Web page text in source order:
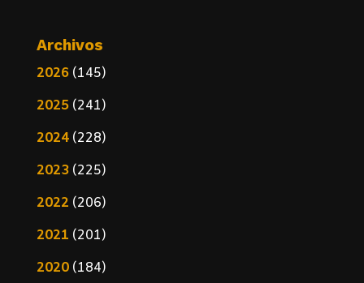
Archivos
2026(145)
2025(241)
2024(228)
2023(225)
2022 (206)
2021 (201)
2020(184)